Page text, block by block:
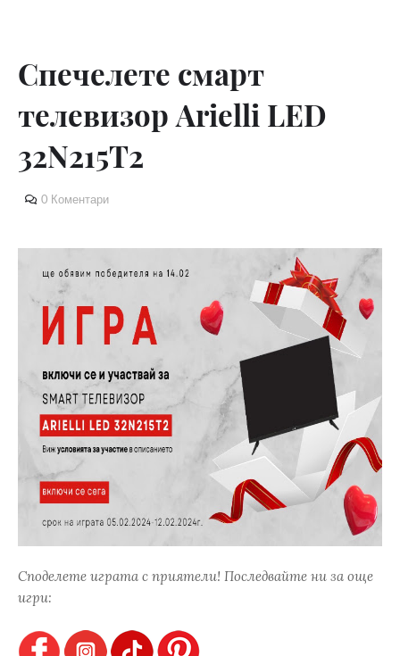
Спечелете смарт
телевизор Arielli LED
32N215T2
0 Коментари
Споделете играта с приятели! Последвайте ни за още
игри: